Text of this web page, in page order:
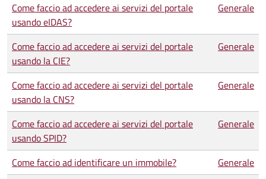
Come faccio ad accedere ai servizi del portale
usando eIDAS?
Generale
Come faccio ad accedere ai servizi del portale
usando la CIE?
Generale
Come faccio ad accedere ai servizi del portale
usando la CNS?
Generale
Come faccio ad accedere ai servizi del portale
usando SPID?
Generale
Come faccio ad identificare un immobile?
Generale